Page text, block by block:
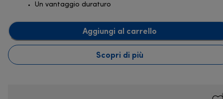
Un vantaggio duraturo
Aggiungi al carrello
Scopri di più